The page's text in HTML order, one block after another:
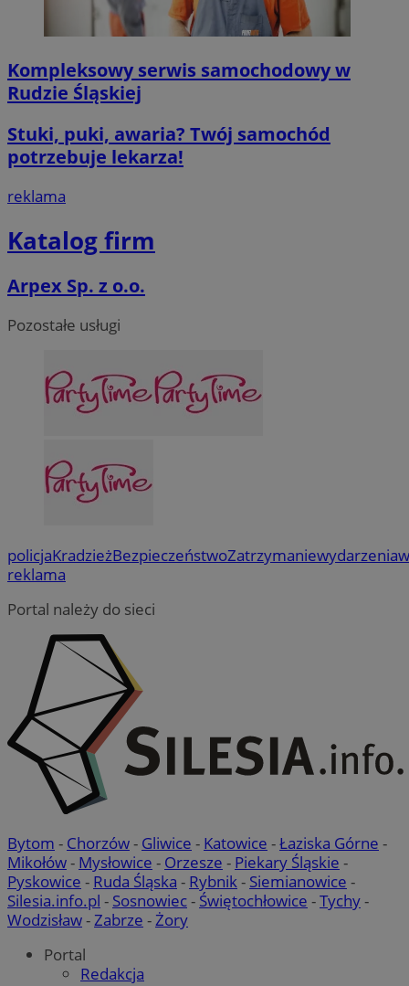
Kompleksowy serwis samochodowy w
Rudzie Śląskiej
Stuki, puki, awaria? Twój samochód
potrzebuje lekarza!
reklama
Katalog firm
Arpex Sp. z o.o.
Pozostałe usługi
policjaKradzieżBezpieczeństwoZatrzymaniewydarzenia
reklama
Portal należy do sieci
Bytom - Chorzów- Gliwice - Katowice -Łaziska Górne -
Mikołów- Mysłowice - Orzesze - Piekary Śląskie -
Pyskowice - Ruda Śląska - Rybnik- Siemianowice -
Silesia.info.pl - Sosnowiec- Świętochłowice -Tychy-
Wodzisław-Zabrze -Żory
Portal
Redakcja